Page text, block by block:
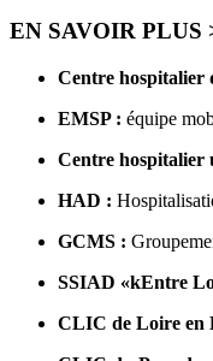
EN SAVOIR PLUS
Centre hospitalier
EMSP : équipe
Centre hospitalier
HAD :
GCMS :
SSIAD «kEntre
CLIC de Loire en